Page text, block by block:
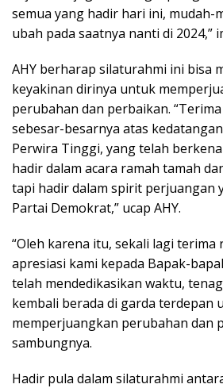
semua yang hadir hari ini, mudah-
ubah pada saatnya nanti di 2024,”
AHY berharap silaturahmi ini bisa
keyakinan dirinya untuk
perubahan dan perbaikan.
sebesar-besarnya atas
Perwira Tinggi, yang telah
hadir dalam acara ramah tamah
tapi hadir dalam spirit perjuangan
Partai Demokrat,” ucap AHY.
“Oleh karena itu, sekali lagi terima
apresiasi kami kepada Bapak-
telah mendedikasikan waktu,
kembali berada di garda terdepan
memperjuangkan perubahan dan
sambungnya.
Hadir pula dalam silaturahmi